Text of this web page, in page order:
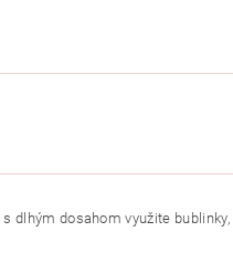
dlhým dosahom využite